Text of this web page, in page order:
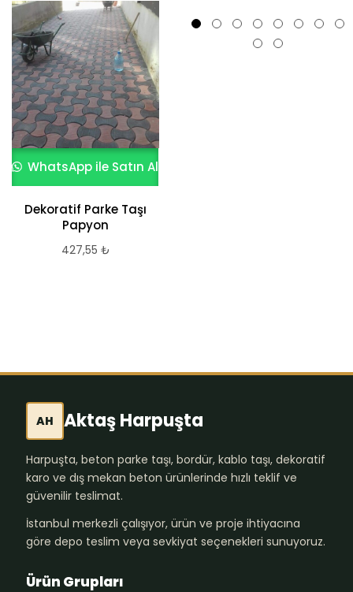
WhatsApp ile Satın Al
Dekoratif Parke Taşı
Papyon
427,55 ₺
AH Aktaş Harpuşta
Harpuşta, beton parke taşı, bordür, kablo taşı, dekoratif
karo ve dış mekan beton ürünlerinde hızlı teklif ve
güvenilir teslimat.
İstanbul merkezli çalışıyor, ürün ve proje ihtiyacına
göre depo teslim veya sevkiyat seçenekleri sunuyoruz.
Ürün Grupları